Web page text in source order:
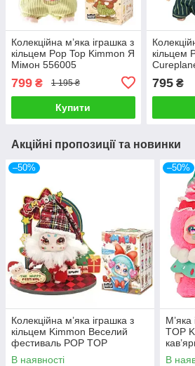
Колекційна м’яка іграшка з
кільцем Pop Top Kimmon Я
Мімон 556005
799 ₴ 1 195 ₴
Купити
кільцем
CRP2605
795₴
Акційні пропозиції та новинки
–50%
Колекційна м’яка іграшка з
кільцем Kimmon Веселий
фестиваль POP TOP
1983toys 556031
В наявності
–50%
М’яка
TOP
В